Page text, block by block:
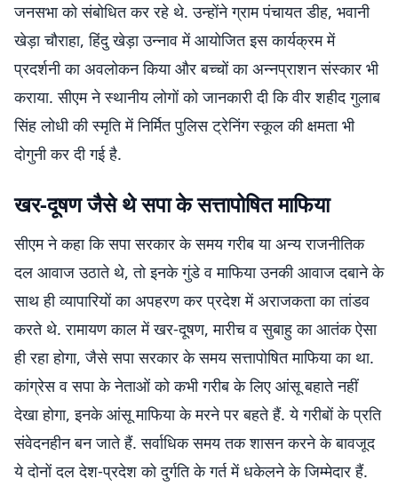
जनसभा को संबोधित कर रहे थे. उन्होंने ग्राम पंचायत डीह, भवानी
खेड़ा चौराहा, हिंदु खेड़ा उन्नाव में आयोजित इस कार्यक्रम में
प्रदर्शनी का अवलोकन किया और बच्चों का अन्नप्राशन संस्कार भी
कराया. सीएम ने स्थानीय लोगों को जानकारी दी कि वीर शहीद गुलाब
सिंह लोधी की स्मृति में निर्मित पुलिस ट्रेनिंग स्कूल की क्षमता भी
दोगुनी कर दी गई है.
खर-दूषण जैसे थे सपा के सत्तापोषित माफिया
सीएम ने कहा कि सपा सरकार के समय गरीब या अन्य राजनीतिक
दल आवाज उठाते थे, तो इनके गुंडे व माफिया उनकी आवाज दबाने के
साथ ही व्यापारियों का अपहरण कर प्रदेश में अराजकता का तांडव
करते थे. रामायण काल में खर-दूषण, मारीच व सुबाहु का आतंक ऐसा
ही रहा होगा, जैसे सपा सरकार के समय सत्तापोषित माफिया का था.
कांग्रेस व सपा के नेताओं को कभी गरीब के लिए आंसू बहाते नहीं
देखा होगा, इनके आंसू माफिया के मरने पर बहते हैं. ये गरीबों के प्रति
संवेदनहीन बन जाते हैं. सर्वाधिक समय तक शासन करने के बावजूद
ये दोनों दल देश-प्रदेश को दुर्गति के गर्त में धकेलने के जिम्मेदार हैं.